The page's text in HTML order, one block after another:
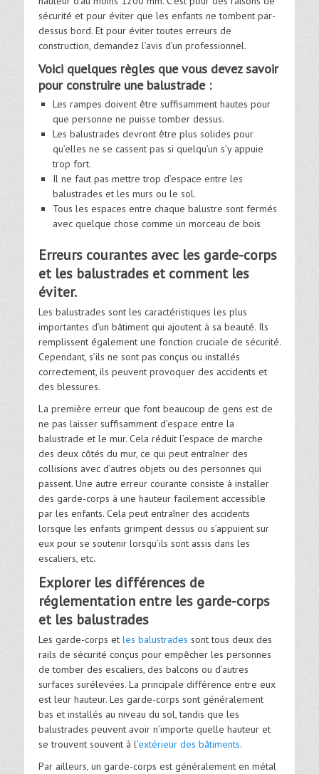
sécurité et pour éviter que les enfants ne tombent par-
dessus bord. Et pour éviter toutes erreurs de
construction, demandez l’avis d’un professionnel.
Voici quelques règles que vous devez savoir
pour construire une balustrade :
Les rampes doivent être suffisamment hautes pour
que personne ne puisse tomber dessus.
Les balustrades devront être plus solides pour
qu’elles ne se cassent pas si quelqu’un s’y appuie
trop fort.
Il ne faut pas mettre trop d’espace entre les
balustrades et les murs ou le sol.
Tous les espaces entre chaque balustre sont fermés
avec quelque chose comme un morceau de bois
Erreurs courantes avec les garde-corps
et les balustrades et comment les
éviter.
Les balustrades sont les caractéristiques les plus
importantes d’un bâtiment qui ajoutent à sa beauté. Ils
remplissent également une fonction cruciale de sécurité.
Cependant, s’ils ne sont pas conçus ou installés
correctement, ils peuvent provoquer des accidents et
des blessures.
La première erreur que font beaucoup de gens est de
ne pas laisser suffisamment d’espace entre la
balustrade et le mur. Cela réduit l’espace de marche
des deux côtés du mur, ce qui peut entraîner des
collisions avec d’autres objets ou des personnes qui
passent. Une autre erreur courante consiste à installer
des garde-corps à une hauteur facilement accessible
par les enfants. Cela peut entraîner des accidents
lorsque les enfants grimpent dessus ou s’appuient sur
eux pour se soutenir lorsqu’ils sont assis dans les
escaliers, etc.
Explorer les différences de
réglementation entre les garde-corps
et les balustrades
Les garde-corps et les balustrades sont tous deux des
rails de sécurité conçus pour empêcher les personnes
de tomber des escaliers, des balcons ou d’autres
surfaces surélevées. La principale différence entre eux
est leur hauteur. Les garde-corps sont généralement
bas et installés au niveau du sol, tandis que les
balustrades peuvent avoir n’importe quelle hauteur et
se trouvent souvent à l’extérieur des bâtiments.
Par ailleurs, un garde-corps est généralement en métal